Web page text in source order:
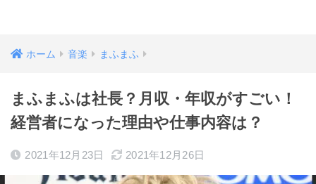
ホーム 音楽 まふまふ
まふまふは社長？月収・年収がすごい！
経営者になった理由や仕事内容は？
2021年12月23日 2021年12月26日